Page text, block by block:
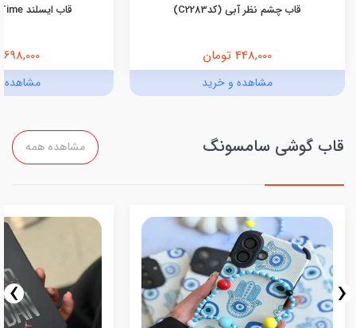
قاب چشم نظر آبی (کدC2283)
448,000 تومان
مشاهده و خرید
قاب ایسلند Island Time آیفون
698,000 تومان
مشاهده
قاب گوشی سامسونگ مشاهده همه
‹
›